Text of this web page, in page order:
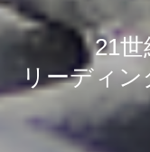
21
リーディン